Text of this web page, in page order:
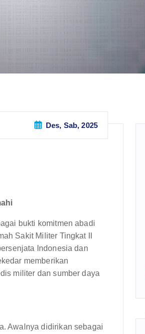
Des, Sab, 2025
bukti komitmen abadi
Sakit Militer Tingkat II
Indonesia dan
memberikan
militer dan sumber daya
Awalnya didirikan sebagai